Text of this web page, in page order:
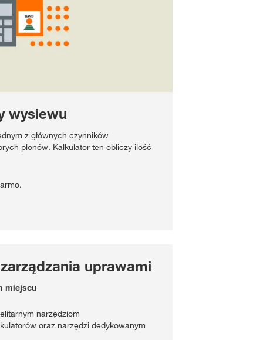
wysiewu
z głównych czynników
plonów. Kalkulator ten obliczy ilość
uprawami
miejscu
narzędziom
oraz narzędzi dedykowanym